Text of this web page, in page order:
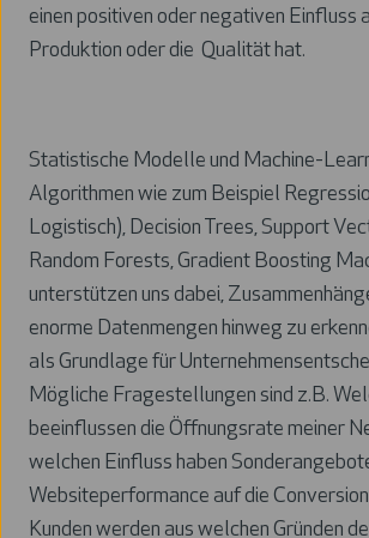
einen positiven oder negativen Einfluss
Produktion oder die Qualität hat.
Statistische Modelle und Machine-
Algorithmen wie zum Beispiel
Logistisch), Decision Trees, Support
Random Forests, Gradient Boosting
unterstützen uns dabei,
enorme Datenmengen hinweg zu
als Grundlage für
Mögliche Fragestellungen sind z.B.
beeinflussen die Öffnungsrate meiner
welchen Einfluss haben
Websiteperformance auf die
Kunden werden aus welchen Gründen